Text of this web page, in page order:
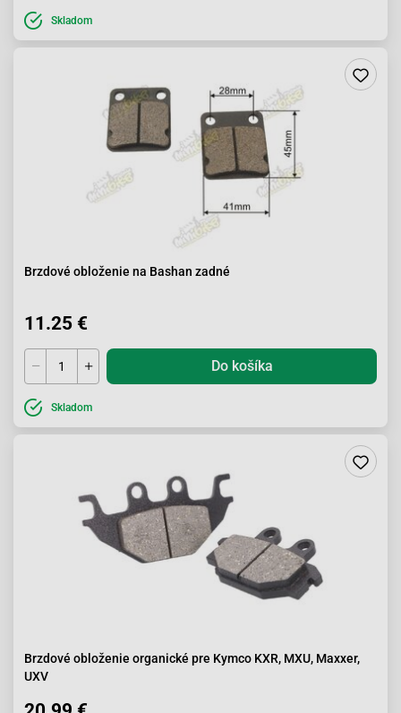
Skladom
Brzdové obloženie na Bashan zadné
11.25 €
Do košíka
Skladom
Brzdové obloženie organické pre Kymco KXR, MXU, Maxxer,
UXV